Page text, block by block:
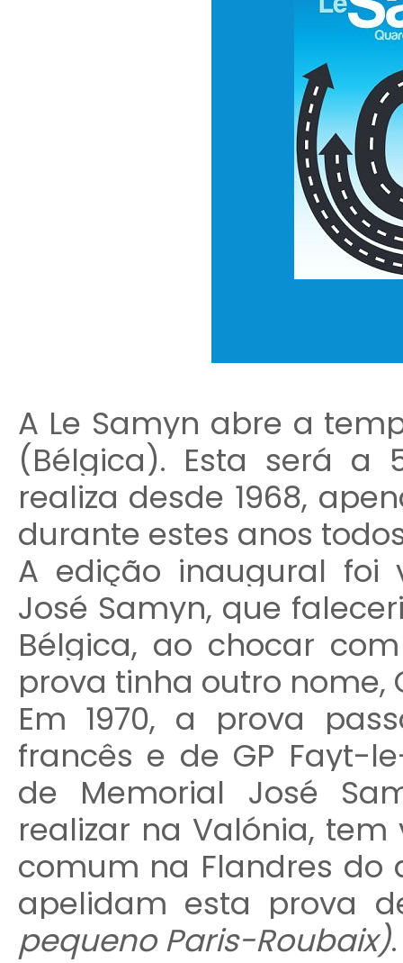
A Le Samyn abre a
(Bélgica). Esta será a
realiza desde 1968,
durante estes anos
A edição inaugural foi
José Samyn, que
Bélgica, ao chocar
prova tinha outro nome,
Em 1970, a prova
francês e de GP Fayt-
de Memorial José
realizar na Valónia,
comum na Flandres do
apelidam esta prova
pequeno Paris-Roubaix).